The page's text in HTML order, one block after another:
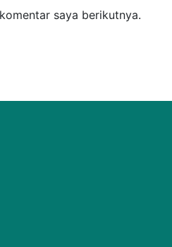
saya berikutnya.